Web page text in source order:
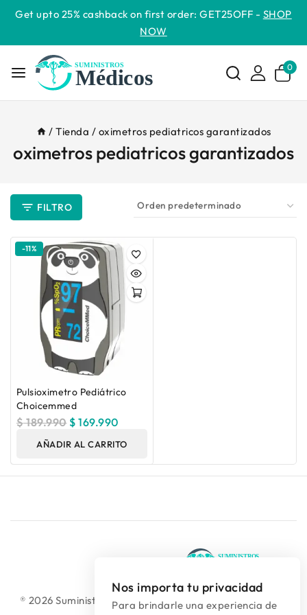
Get upto 25% cashback on first order: GET25OFF - SHOP
NOW
0
/ Tienda / oximetros pediatricos garantizados
oximetros pediatricos garantizados
FILTRO
-11%
Pulsioximetro Pediátrico
Choicemmed
$189.990 $ 169.990
AÑADIR AL CARRITO
® 2026 Suministros Médicos Diseño web: colguía.com.co
Nos importa tu privacidad
Para brindarle una experiencia de